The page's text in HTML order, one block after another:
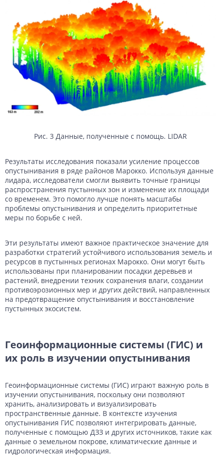
Рис. 3 Данные, полученные с помощь. LIDAR
Результаты исследования показали усиление процессов
опустынивания в ряде районов Марокко. Используя данные
лидара, исследователи смогли выявить точные границы
распространения пустынных зон и изменение их площади
со временем. Это помогло лучше понять масштабы
проблемы опустынивания и определить приоритетные
меры по борьбе с ней.
Эти результаты имеют важное практическое значение для
разработки стратегий устойчивого использования земель и
ресурсов в пустынных регионах Марокко. Они могут быть
использованы при планировании посадки деревьев и
растений, внедрении техник сохранения влаги, создании
противоэрозионных мер и других действий, направленных
на предотвращение опустынивания и восстановление
пустынных экосистем.
Геоинформационные системы (ГИС) и
их роль в изучении опустынивания
Геоинформационные системы (ГИС) играют важную роль в
изучении опустынивания, поскольку они позволяют
хранить, анализировать и визуализировать
пространственные данные. В контексте изучения
опустынивания ГИС позволяют интегрировать данные,
полученные с помощью ДЗЗ и других источников, такие как
данные о земельном покрове, климатические данные и
гидрологическая информация.